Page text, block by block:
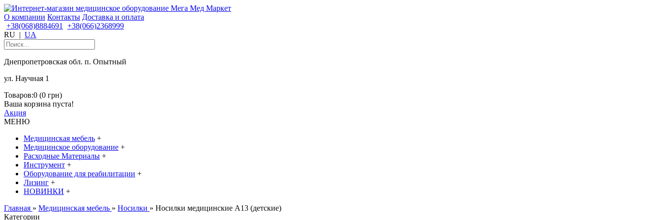
О компании Контакты Доставка и оплата
+38(068)8884691
+38(066)2368999
RU | UA
Днепропетровская обл. п. Опытный
ул. Научная 1
Товаров:0 (0 грн)
Ваша корзина пуста!
Акция
МЕНЮ
Медицинская мебель +
Медицинское оборудование +
Расходные Материалы +
Инструмент +
Оборудование для реабилитации +
Лизинг +
НОВИНКИ +
Главная » Медицинская мебель » Носилки » Носилки медицинские A13 (детские)
Категории